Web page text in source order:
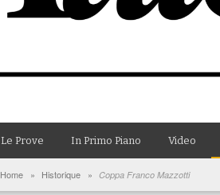
AutoCapital di giugno è in edicola!
E Luce sia!
Le Prove In Primo Piano Video
Home » Historique » Coppa Franco Mazzotti